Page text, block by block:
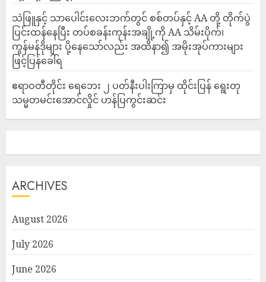
သဲဖြူနှင့် သာပေါင်းလေးဘက်တွင် စစ်တပ်နှင့် AA တို့ တိုက်ပွဲ
ပြင်းထန်‌နေပြီး တပ်စခန်းကုန်းအချို့ကို AA သိမ်းပိုက်၊
ကွန်မန်ဒိုများ ပို့နေသော်လည်း အထိနာ၍ အမိုးအုပ်ကားများ
ဖြင့်ပြန်ခေါ်ရ
ဧရာဝတီတိုင်း ရေဘေး ၂ ပတ်နီးပါးကြာမှ ထိုင်းပြန် ရွေးတု
သမ္မတမင်းအောင်လှိုင် ဟန်ပြကွင်းဆင်း
ARCHIVES
August 2026
July 2026
June 2026